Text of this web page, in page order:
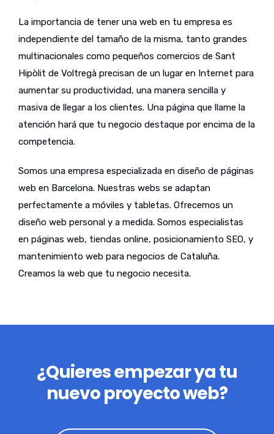
La importancia de tener una web en tu empresa es
independiente del tamaño de la misma, tanto grandes
multinacionales como pequeños comercios de Sant
Hipòlit de Voltregà precisan de un lugar en Internet para
aumentar su productividad, una manera sencilla y
masiva de llegar a los clientes. Una página que llame la
atención hará que tu negocio destaque por encima de la
competencia.
Somos una empresa especializada en diseño de páginas
web en Barcelona. Nuestras webs se adaptan
perfectamente a móviles y tabletas. Ofrecemos un
diseño web personal y a medida. Somos especialistas
en páginas web, tiendas online, posicionamiento SEO, y
mantenimiento web para negocios de Cataluña.
Creamos la web que tu negocio necesita.
¿Quieres empezar ya tu
nuevo proyecto web?